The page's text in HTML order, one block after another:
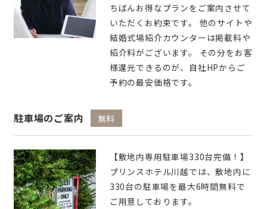
ちばんお得なプランをご案内させて
いただくお約束です。 他のサイトや
結婚式場紹介カウンターは掲載料や
紹介料がございます。 その分をお客
様還元できるのが、自社HPからご
予約の最安価格です。
駐車場のご案内 無料
【敷地内専用駐車場330台完備！】
プリンスホテル川越では、敷地内に
330台の駐車場を最大6時間無料で
ご用意しております。